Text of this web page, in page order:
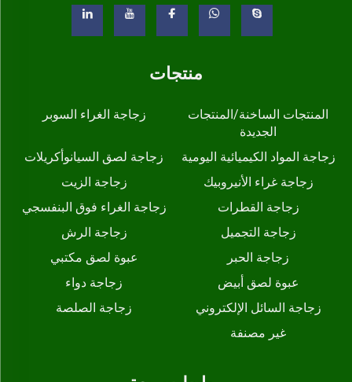
منتجات
المنتجات الساخنة/المنتجات
الجديدة
زجاجة الغراء السوبر
زجاجة المواد الكيميائية اليومية
زجاجة لصق السيانوأكريلات
زجاجة غراء الأنيروبيك
زجاجة الزيت
زجاجة القطرات
زجاجة الغراء فوق البنفسجي
زجاجة التجميل
زجاجة الرش
زجاجة الحبر
عبوة لصق مكتبي
عبوة لصق أبيض
زجاجة دواء
زجاجة السائل الإلكتروني
زجاجة الصلصة
غير مصنفة